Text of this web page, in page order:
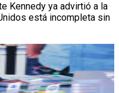
Kennedy ya advirtió a la
está incompleta sin